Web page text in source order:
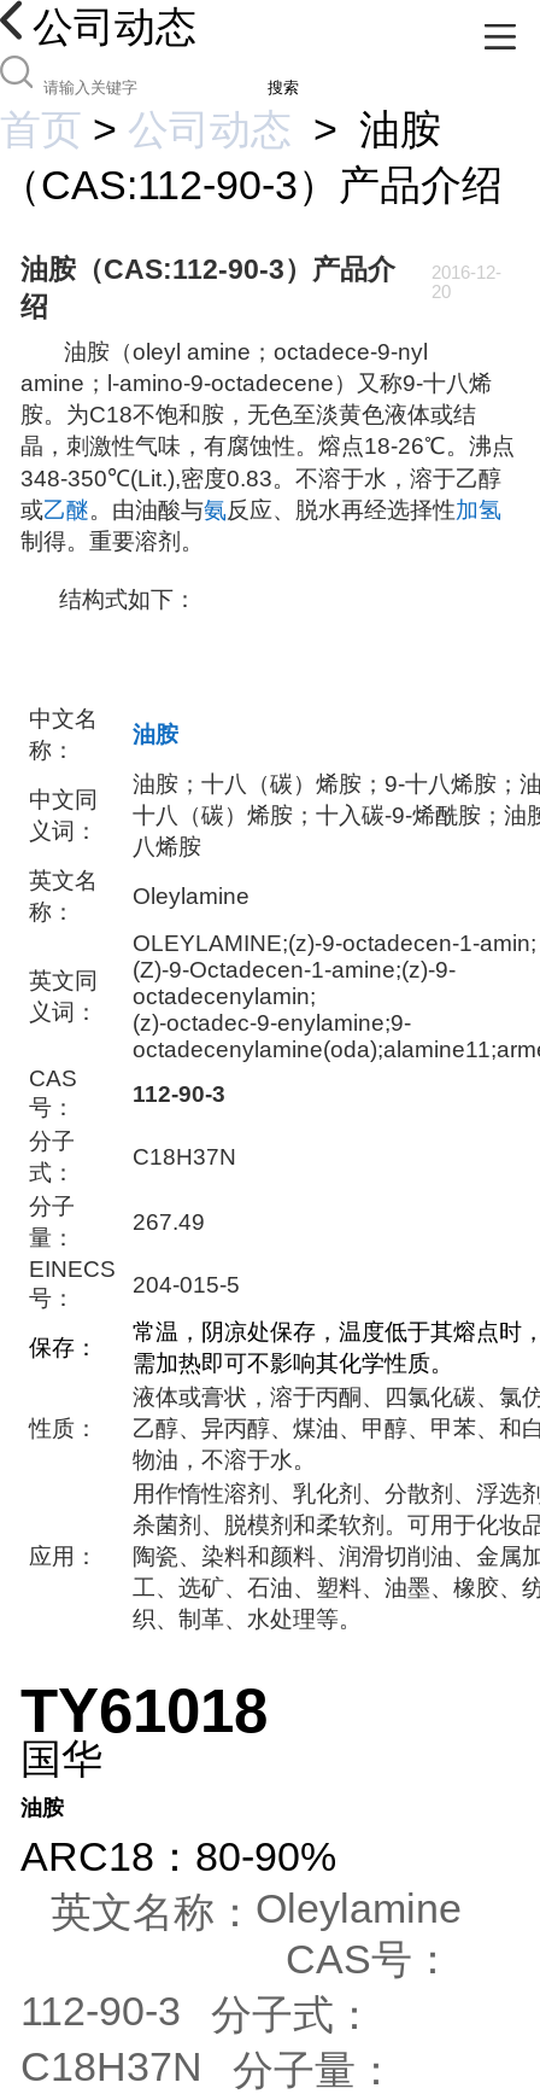
公司动态
搜索
首页 > 公司动态 > 油胺
（CAS:112-90-3）产品介绍
油胺（CAS:112-90-3）产品介
绍
2016-12-
20
油胺（oleyl amine ； octadece-9-nyl
amine ； l-amino-9-octadecene）又称9-十八烯
胺。为C18不饱和胺，无色至淡黄色液体或结
晶，刺激性气味，有腐蚀性。熔点18-26℃。沸点
348-350℃(Lit.),密度0.83。不溶于水，溶于乙醇
或乙醚。由油酸与氨反应、脱水再经选择性加氢
制得。重要溶剂。
结构式如下：
中文名
称：
油胺
中文同
义词：
油胺；十八（碳）烯胺； 9-十八烯胺；
十八（碳）烯胺；十入碳-9-烯酰胺；油
八烯胺
英文名
称：
Oleylamine
英文同
义词：
OLEYLAMINE;(z)-9-octadecen-1-amin;
(Z)-9-Octadecen-1-amine;(z)-9-
octadecenylamin;
(z)-octadec-9-enylamine;9-
CAS
号：
112-90-3
分子
式：
C18H37N
分子
量：
267.49
EINECS
号：
204-015-5
保存：
常温，阴凉处保存，温度低于其熔点时
需加热即可不影响其化学性质。
性质：
液体或膏状，溶于丙酮、四氯化碳、氯
乙醇、异丙醇、煤油、甲醇、甲苯、和
物油，不溶于水。
应用：
用作惰性溶剂、乳化剂、分散剂、浮选
杀菌剂、脱模剂和柔软剂。可用于化妆
陶瓷、染料和颜料、润滑切削油、金属
工、选矿、石油、塑料、油墨、橡胶、
织、制革、水处理等。
TY61018
国华
油胺
ARC18：80-90%
英文名称： Oleylamine
CAS号：
112-90-3
分子式：
C18H37N
分子量：